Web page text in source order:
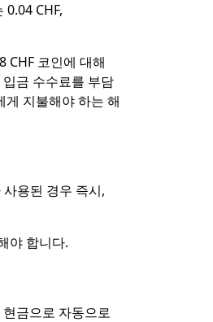
0.04 CHF,
CHF 코인에 대해
금 수수료를 부담
지불해야 하는 해
용된 경우 즉시,
야 합니다.
금으로 자동으로